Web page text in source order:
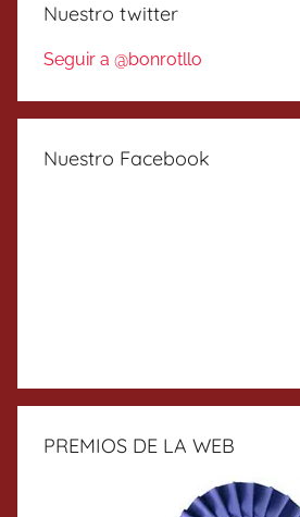
Nuestro twitter
Seguir a @bonrotllo
Nuestro Facebook
PREMIOS DE LA WEB